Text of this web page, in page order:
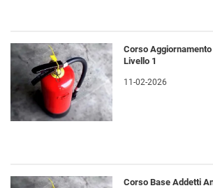
Corso
Livello 1
11-02-2026
Corso Base Addetti